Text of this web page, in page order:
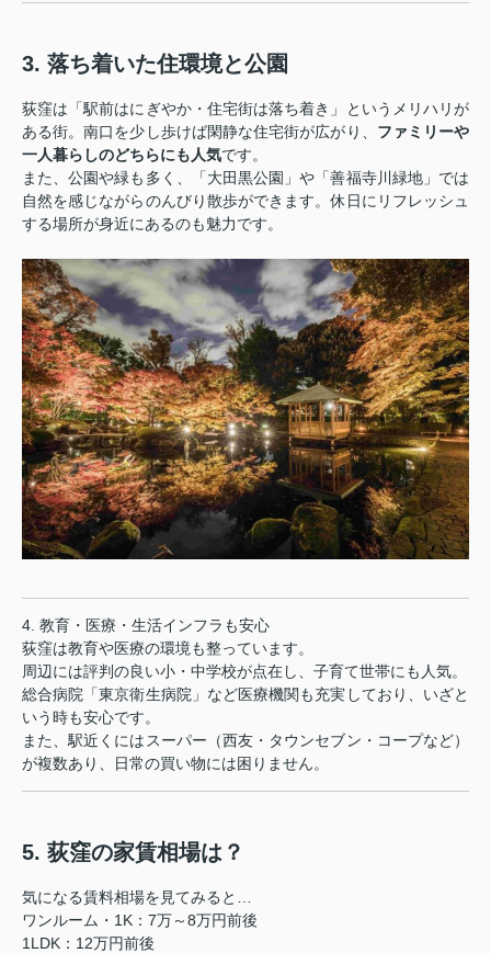
3. 落ち着いた住環境と公園
荻窪は「駅前はにぎやか・住宅街は落ち着き」というメリハリが
ある街。南口を少し歩けば閑静な住宅街が広がり、 ファミリーや
一人暮らしのどちらにも人気です。
また、公園や緑も多く、「大田黒公園」や「善福寺川緑地」では
自然を感じながらのんびり散歩ができます。休日にリフレッシュ
する場所が身近にあるのも魅力です。
4. 教育・医療・生活インフラも安心
荻窪は教育や医療の環境も整っています。
周辺には評判の良い小・中学校が点在し、子育て世帯にも人気。
総合病院「東京衛生病院」など医療機関も充実しており、いざと
いう時も安心です。
また、駅近くにはスーパー（西友・タウンセブン・コープなど）
が複数あり、日常の買い物には困りません。
5. 荻窪の家賃相場は？
気になる賃料相場を見てみると…
ワンルーム・1K：7万～8万円前後
1LDK：12万円前後